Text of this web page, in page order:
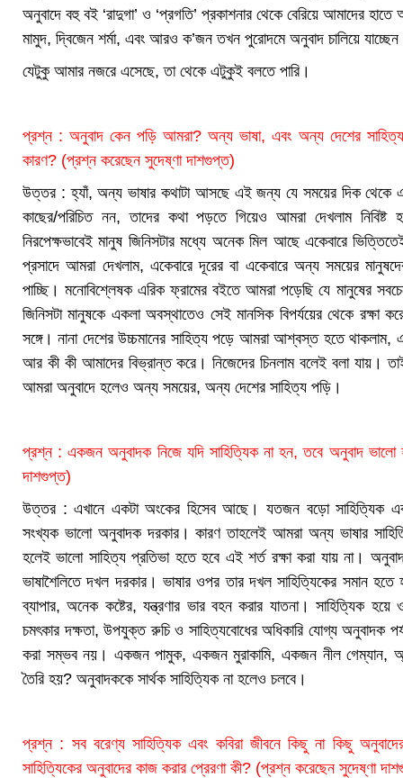
অনুবাদে বহু বই ‘রাদুগা’ ও ‘প্রগতি’ প্রকাশনার থেকে বেরিয়ে আমাদের
মামুদ, দ্বিজেন শর্মা, এবং আরও ক’জন তখন পুরোদমে অনুবাদ চালিয়ে যাচ্ছেন
যেটুকু আমার নজরে এসেছে, তা থেকে এটুকুই বলতে পারি।
প্রশ্ন : অনুবাদ কেন পড়ি আমরা? অন্য ভাষা, এবং অন্য দেশের
কারণ? (প্রশ্ন করেছেন সুদেষ্ণা দাশগুপ্ত)
উত্তর : হ্যাঁ, অন্য ভাষার কথাটা আসছে এই জন্য যে সময়ের দিক থেকে
কাছের/পরিচিত নন, তাদের কথা পড়তে গিয়েও আমরা দেখলাম
নিরপেক্ষভাবেই মানুষ জিনিসটার মধ্যে অনেক মিল আছে একেবারে
প্রসাদে আমরা দেখলাম, একেবারে দূরের বা একেবারে অন্য সময়ের
পাচ্ছি। মনোবিশ্লেষক এরিক ফ্রামের বইতে আমরা পড়েছি যে মানুষের
জিনিসটা মানুষকে একলা অবস্থাতেও সেই মানসিক বিপর্যয়ের থেকে রক্ষা
সঙ্গে। নানা দেশের উচ্চমানের সাহিত্য পড়ে আমরা আশ্বস্ত হতে
আর কী কী আমাদের বিভ্রান্ত করে। নিজেদের চিনলাম বলেই বলা যায়।
আমরা অনুবাদে হলেও অন্য সময়ের, অন্য দেশের সাহিত্য পড়ি।
প্রশ্ন : একজন অনুবাদক নিজে যদি সাহিত্যিক না হন, তবে অনুবাদ ভালো
দাশগুপ্ত)
উত্তর : এখানে একটা অংকের হিসেব আছে। যতজন বড়ো সাহিত্যিক একটা
সংখ্যক ভালো অনুবাদক দরকার। কারণ তাহলেই আমরা অন্য ভাষার
হলেই ভালো সাহিত্য প্রতিভা হতে হবে এই শর্ত রক্ষা করা যায় না।
ভাষাশৈলিতে দখল দরকার। ভাষার ওপর তার দখল সাহিত্যিকের সমান
ব্যাপার, অনেক কষ্টের, যন্ত্রণার ভার বহন করার যাতনা। সাহিত্যিক
চমৎকার দক্ষতা, উপযুক্ত রুচি ও সাহিত্যবোধের অধিকারি যোগ্য অনুবাদক
করা সম্ভব নয়। একজন পামুক, একজন মুরাকামি, একজন নীল গেম্যান,
তৈরি হয়? অনুবাদককে সার্থক সাহিত্যিক না হলেও চলবে।
প্রশ্ন : সব বরেণ্য সাহিত্যিক এবং কবিরা জীবনে কিছু না কিছু
সাহিত্যিকের অনুবাদের কাজ করার প্রেরণা কী? (প্রশ্ন করেছেন সুদেষ্ণা